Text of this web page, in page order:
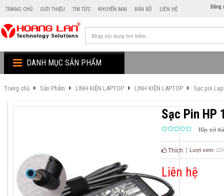
TRANG CHỦ GIỚI THIỆU TIN TỨC KHUYẾN MẠI BẢN ĐỒ LIÊN HỆ Đăng
DANH MỤC SẢN PHẨM
Trang chủ Sản Phẩm LINH KIỆN LAPTOP LINH KIỆN LAPTOP Sạc pin
Sạc Pin HP
Hãy trở
Thích Lượt xem:
Liên hệ